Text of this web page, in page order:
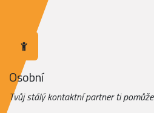
Osobní
Tvůj stálý kontaktní partner ti pomůže